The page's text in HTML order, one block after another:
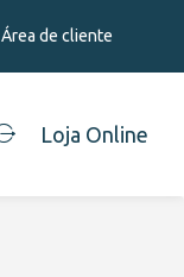
Área de cliente
Loja Online